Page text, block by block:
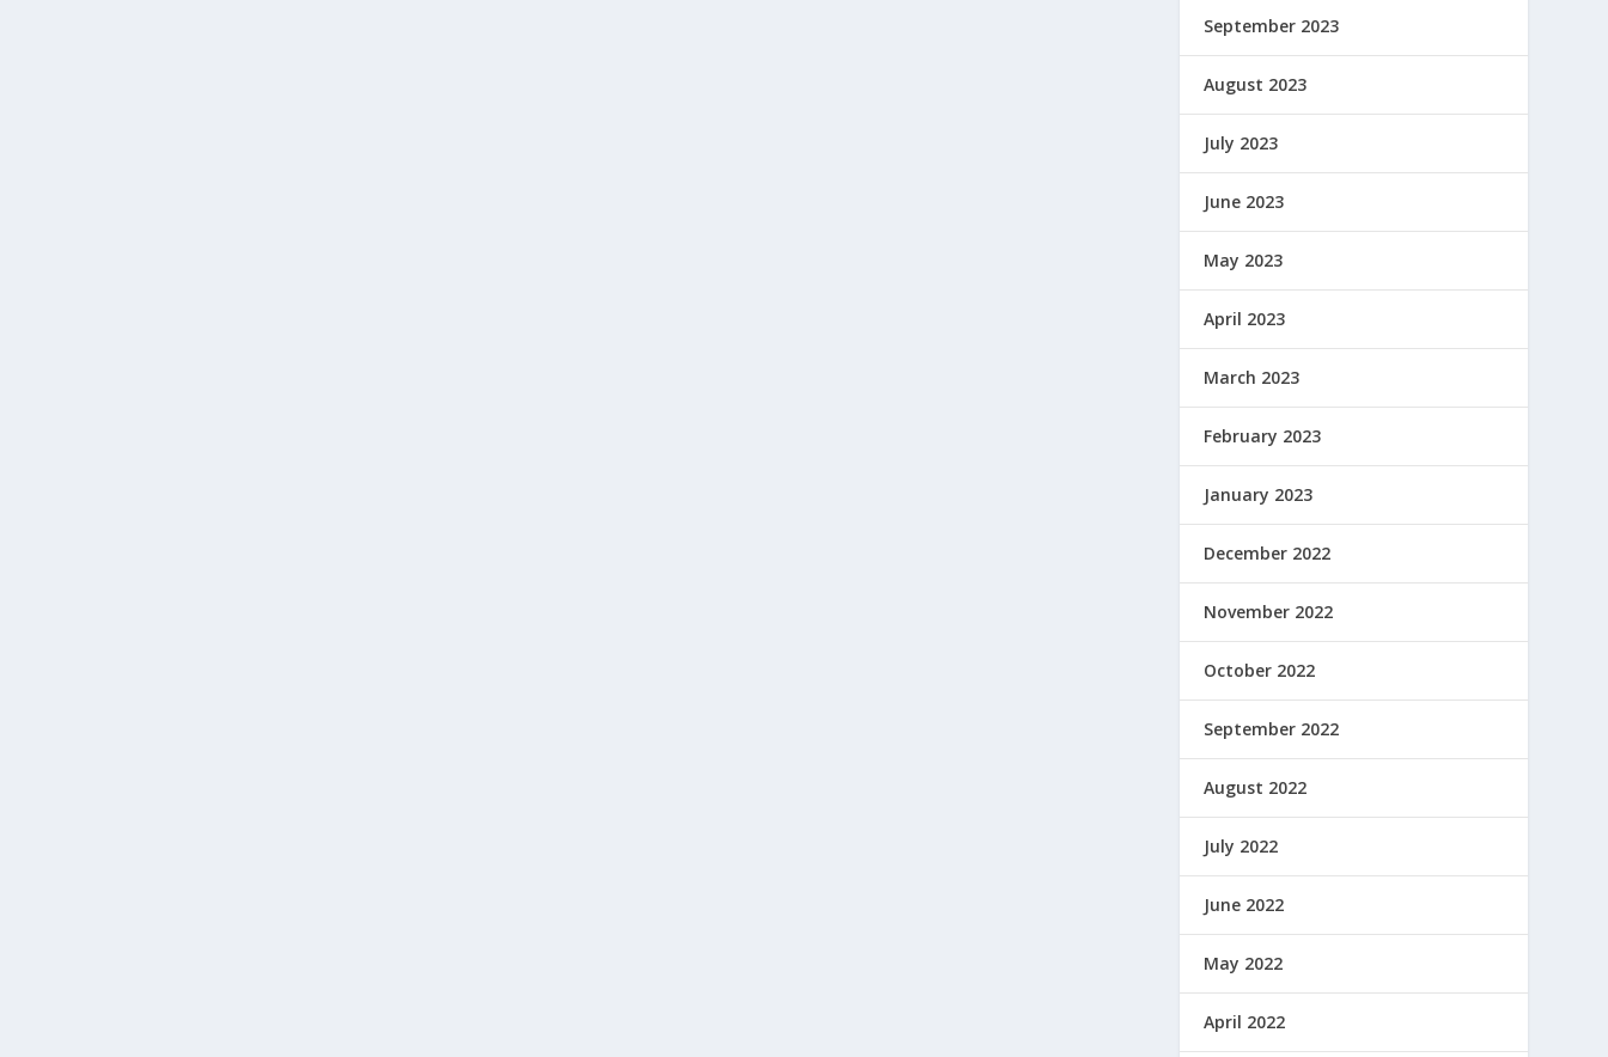
September 2023
August 2023
July 2023
June 2023
May 2023
April 2023
March 2023
February 2023
January 2023
December 2022
November 2022
October 2022
September 2022
August 2022
July 2022
June 2022
May 2022
April 2022